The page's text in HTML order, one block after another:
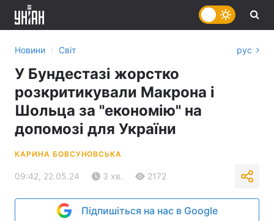
Новини › Світ рус
У Бундестазі жорстко
розкритикували Макрона і
Шольца за "економію" на
допомозі для України
КАРИНА БОВСУНОВСЬКА
09:42, 22.05.24 3 хв. 2172
Підпишіться на нас в Google